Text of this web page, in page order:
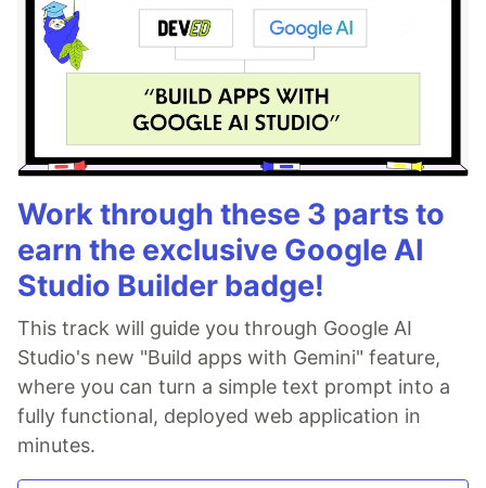
Work through these 3 parts to
earn the exclusive Google AI
Studio Builder badge!
This track will guide you through Google AI
Studio's new "Build apps with Gemini" feature,
where you can turn a simple text prompt into a
fully functional, deployed web application in
minutes.